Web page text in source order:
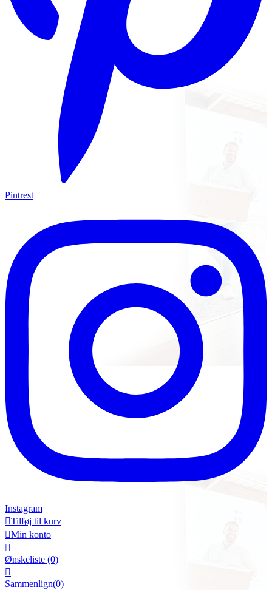
Pintrest
Instagram
Tilføj til kurv
Min konto

Ønskeliste (0)

Sammenlign(0)